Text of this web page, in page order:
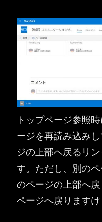
トップページ参照
ージを再読み込み
ジの上部へ戻るリ
す。ただし、別の
のページの上部へ
ページへ戻りますけ